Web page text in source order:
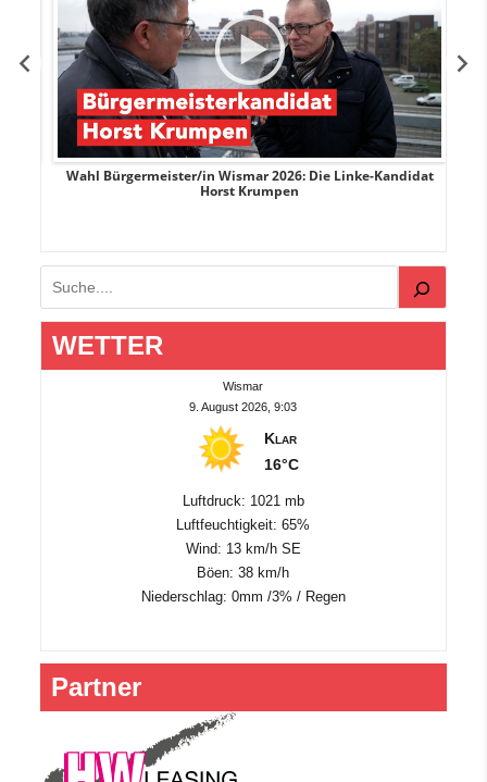
Wahl Bürgermeister/in Wismar 2026: Die Linke-Kandidat
Horst Krumpen
Suchen
WETTER
Wismar
9. August 2026, 9:03
Klar
16°C
Luftdruck: 1021 mb
Luftfeuchtigkeit: 65%
Wind: 13 km/h SE
Böen: 38 km/h
Niederschlag: 0mm /3% / Regen
Partner